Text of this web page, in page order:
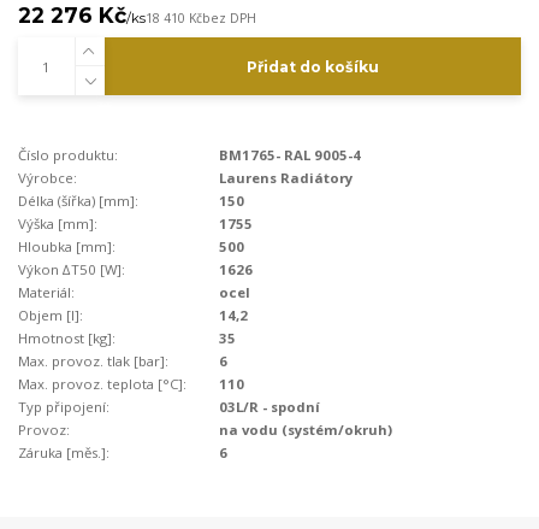
22 276 Kč/ks18 410 Kčbez DPH
Přidat do košíku
Číslo produktu:
BM1765- RAL 9005-4
Výrobce:
Laurens Radiátory
Délka (šířka) [mm]:
150
Výška [mm]:
1755
Hloubka [mm]:
500
Výkon ∆T50 [W]:
1626
Materiál:
ocel
Objem [l]:
14,2
Hmotnost [kg]:
35
Max. provoz. tlak [bar]:
6
Max. provoz. teplota [°C]:
110
Typ připojení:
03L/R - spodní
Provoz:
na vodu (systém/okruh)
Záruka [měs.]:
6